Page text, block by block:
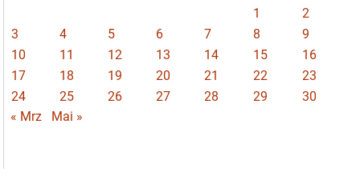
1
2
3
4 5 6 7 8
9
10
11 12 13 14 15
16
17
18 19 20 21 22
23
24
25 26 27 28 29
30
« Mrz
Mai »